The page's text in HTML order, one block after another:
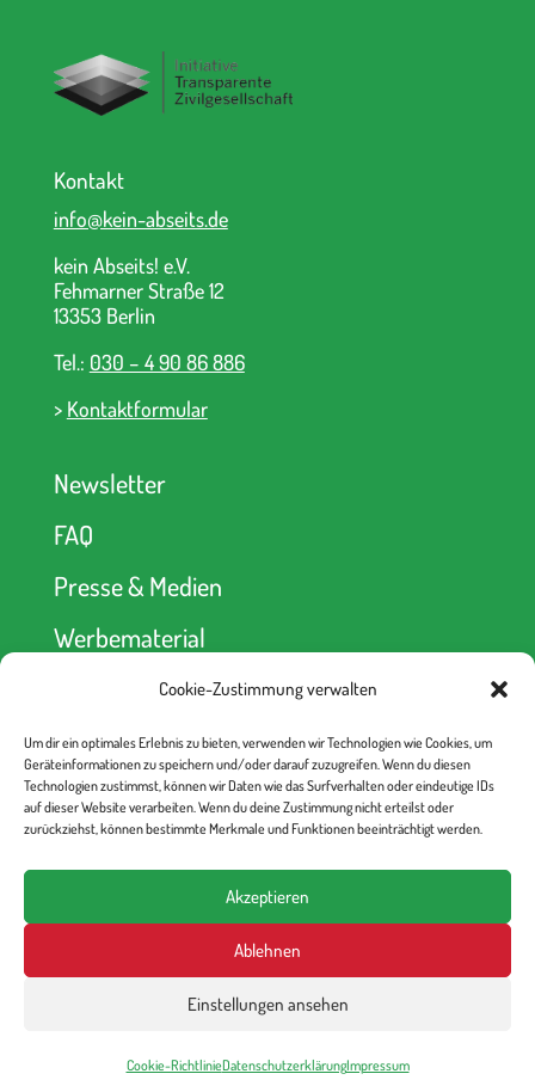
Cookie-Zustimmung verwalten
Um dir ein optimales Erlebnis zu bieten, verwenden wir Technologien wie Cookies, um
Geräteinformationen zu speichern und/oder darauf zuzugreifen. Wenn du diesen
Technologien zustimmst, können wir Daten wie das Surfverhalten oder eindeutige IDs
auf dieser Website verarbeiten. Wenn du deine Zustimmung nicht erteilst oder
zurückziehst, können bestimmte Merkmale und Funktionen beeinträchtigt werden.
Akzeptieren
Ablehnen
Einstellungen ansehen
Cookie-RichtlinieDatenschutzerklärungImpressum
Kontakt
info@kein-abseits.de
kein Abseits! e.V.
Fehmarner Straße 12
13353 Berlin
Tel.: 030 – 4 90 86 886
> Kontaktformular
Newsletter
FAQ
Presse & Medien
Werbematerial
kein Abseits! e.V.
Berliner Volksbank
IBAN: DE52 1009 0000 2335 6330 00
BIC: BEVODEBB
Datenschutzerklärung
Cookie-Richtlinie